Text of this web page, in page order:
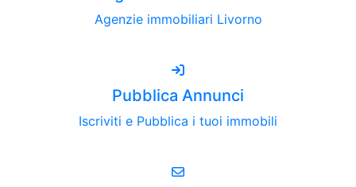
Agenzie immobiliari Livorno
Pubblica Annunci
Iscriviti e Pubblica i tuoi immobili